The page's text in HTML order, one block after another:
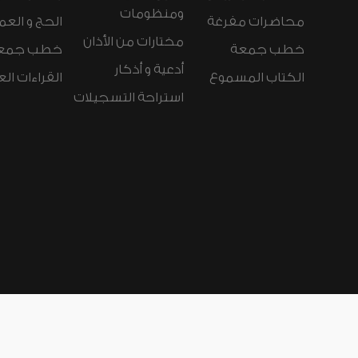
محاضرات مفرغة
خطب جمعة
الكتاب المسموع
ومنظومات
مختارات من الأذان
أدعية و أذكار
استراحة التسجيلات
الحج و
خطب
القراءات